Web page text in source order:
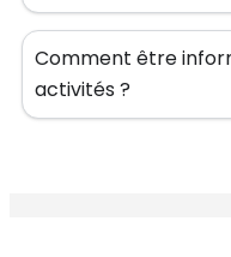
Comment être
activités ?